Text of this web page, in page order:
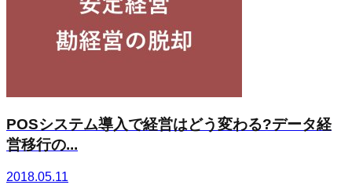
POSシステム導入で経営はどう変わる?データ経
営移行の...
2018.05.11